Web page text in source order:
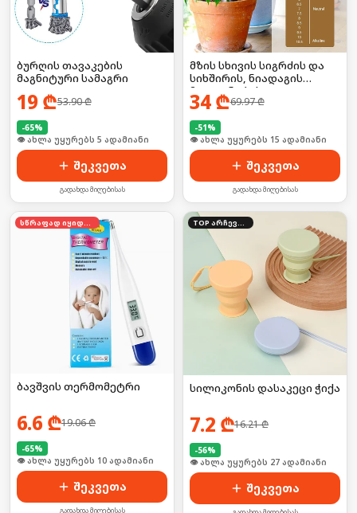
ბურღის თავაკების
მაგნიტური სამაგრი
19 ₾53.90₾
-65%
🛒 ბოლო 24სთ-ში იყიდა 7-მა
შეკვეთა
გადახდა მიღებისას
მზის სხივის სიგრძის და
სიხშირის, ნიადაგის
მჟავიანობის,
ტემპერატურის საზომი
34₾69.97₾
-51%
🛒 ბოლო 24სთ-ში იყიდა 23-მა
შეკვეთა
გადახდა მიღებისას
ბავშვის თერმომეტრი
6.6 ₾19.06₾
-65%
🛒 ბოლო 24სთ-ში იყიდა 13-მა
შეკვეთა
გადახდა მიღებისას
სილიკონის დასაკეცი ჭიქა
7.2 ₾16.21₾
-56%
🛒 ბოლო 24სთ-ში იყიდა 41-მა
შეკვეთა